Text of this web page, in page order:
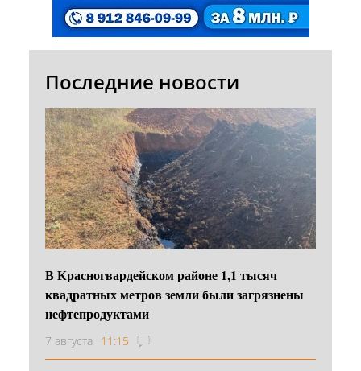
Последние новости
В Красногвардейском районе 1,1 тысяч
квадратных метров земли были загрязнены
нефтепродуктами
7 августа 11:15